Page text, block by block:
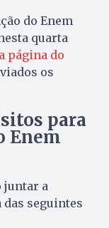
do Enem
quarta
página do
os
para
Enem
juntar a
das seguintes